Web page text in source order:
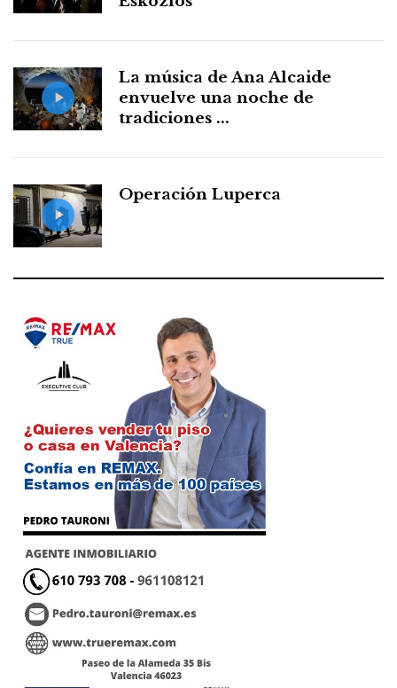
La música de Ana Alcaide
envuelve una noche de
tradiciones ...
Operación Luperca